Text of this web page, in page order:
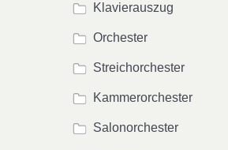
Klavierauszug
Orchester
Streichorchester
Kammerorchester
Salonorchester